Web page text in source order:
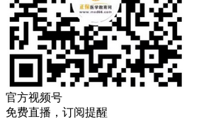
官方视频号
免费直播，订阅提醒